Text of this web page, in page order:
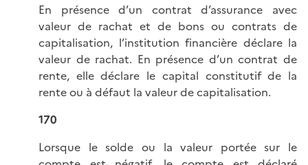
En présence d’un contrat d’assurance avec
valeur de rachat et de bons ou contrats de
capitalisation, l’institution financière déclare la
valeur de rachat. En présence d’un contrat de
rente, elle déclare le capital constitutif de la
rente ou à défaut la valeur de capitalisation.
170
Lorsque le solde ou la valeur portée sur le